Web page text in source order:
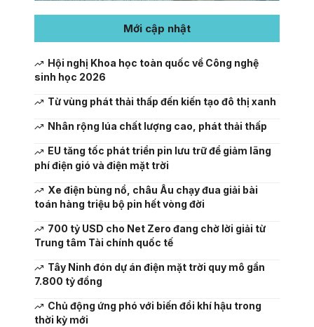
Mới cập nhật
Hội nghị Khoa học toàn quốc về Công nghệ
sinh học 2026
Từ vùng phát thải thấp đến kiến tạo đô thị xanh
Nhân rộng lúa chất lượng cao, phát thải thấp
EU tăng tốc phát triển pin lưu trữ để giảm lãng
phí điện gió và điện mặt trời
Xe điện bùng nổ, châu Âu chạy đua giải bài
toán hàng triệu bộ pin hết vòng đời
700 tỷ USD cho Net Zero đang chờ lời giải từ
Trung tâm Tài chính quốc tế
Tây Ninh đón dự án điện mặt trời quy mô gần
7.800 tỷ đồng
Chủ động ứng phó với biến đổi khí hậu trong
thời kỳ mới